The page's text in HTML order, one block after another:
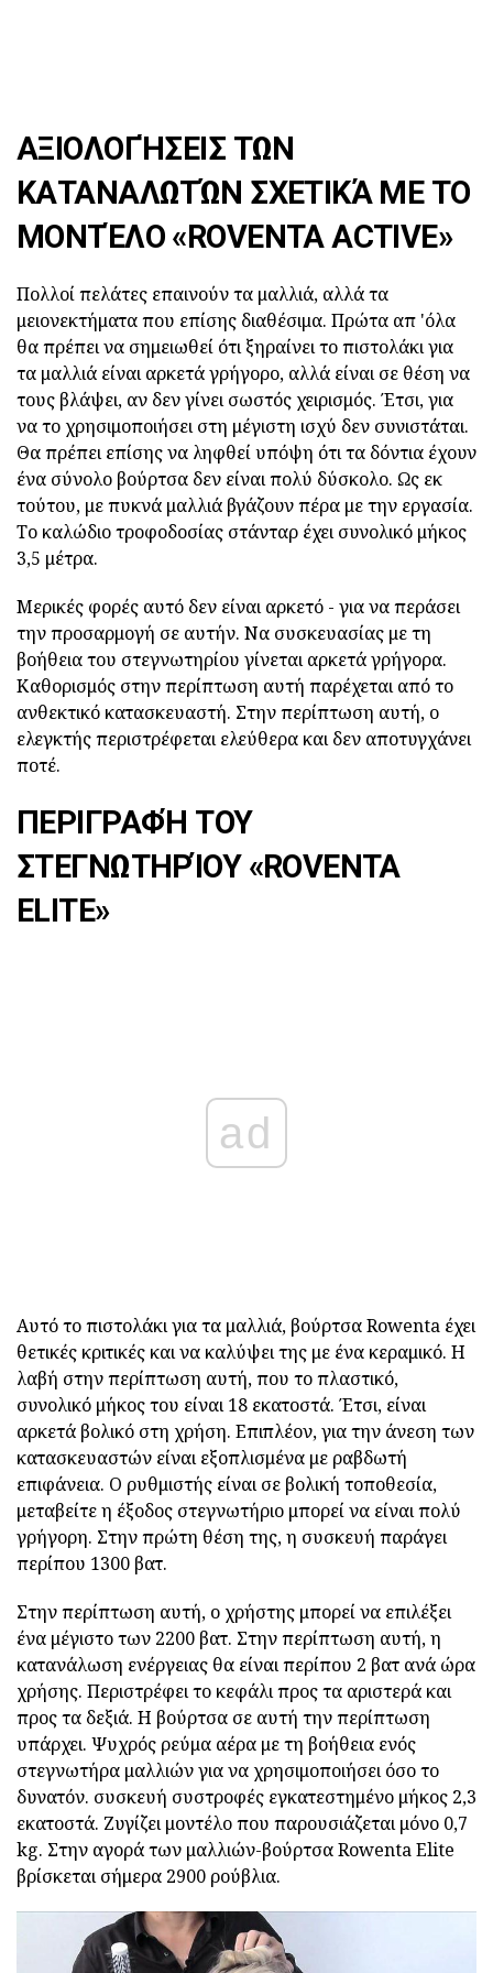
ΑΞΙΟΛΟΓΉΣΕΙΣ ΤΩΝ
ΚΑΤΑΝΑΛΩΤΏΝ ΣΧΕΤΙΚΆ ΜΕ ΤΟ
ΜΟΝΤΈΛΟ «ROVENTA ACTIVE»
Πολλοί πελάτες επαινούν τα μαλλιά, αλλά τα
μειονεκτήματα που επίσης διαθέσιμα. Πρώτα απ 'όλα
θα πρέπει να σημειωθεί ότι ξηραίνει το πιστολάκι για
τα μαλλιά είναι αρκετά γρήγορο, αλλά είναι σε θέση να
τους βλάψει, αν δεν γίνει σωστός χειρισμός. Έτσι, για
να το χρησιμοποιήσει στη μέγιστη ισχύ δεν συνιστάται.
Θα πρέπει επίσης να ληφθεί υπόψη ότι τα δόντια έχουν
ένα σύνολο βούρτσα δεν είναι πολύ δύσκολο. Ως εκ
τούτου, με πυκνά μαλλιά βγάζουν πέρα με την εργασία.
Το καλώδιο τροφοδοσίας στάνταρ έχει συνολικό μήκος
3,5 μέτρα.
Μερικές φορές αυτό δεν είναι αρκετό - για να περάσει
την προσαρμογή σε αυτήν. Να συσκευασίας με τη
βοήθεια του στεγνωτηρίου γίνεται αρκετά γρήγορα.
Καθορισμός στην περίπτωση αυτή παρέχεται από το
ανθεκτικό κατασκευαστή. Στην περίπτωση αυτή, ο
ελεγκτής περιστρέφεται ελεύθερα και δεν αποτυγχάνει
ποτέ.
ΠΕΡΙΓΡΑΦΉ ΤΟΥ
ΣΤΕΓΝΩΤΗΡΊΟΥ «ROVENTA
ELITE»
ad
Αυτό το πιστολάκι για τα μαλλιά, βούρτσα Rowenta έχει
θετικές κριτικές και να καλύψει της με ένα κεραμικό. Η
λαβή στην περίπτωση αυτή, που το πλαστικό,
συνολικό μήκος του είναι 18 εκατοστά. Έτσι, είναι
αρκετά βολικό στη χρήση. Επιπλέον, για την άνεση των
κατασκευαστών είναι εξοπλισμένα με ραβδωτή
επιφάνεια. Ο ρυθμιστής είναι σε βολική τοποθεσία,
μεταβείτε η έξοδος στεγνωτήριο μπορεί να είναι πολύ
γρήγορη. Στην πρώτη θέση της, η συσκευή παράγει
περίπου 1300 βατ.
Στην περίπτωση αυτή, ο χρήστης μπορεί να επιλέξει
ένα μέγιστο των 2200 βατ. Στην περίπτωση αυτή, η
κατανάλωση ενέργειας θα είναι περίπου 2 βατ ανά ώρα
χρήσης. Περιστρέφει το κεφάλι προς τα αριστερά και
προς τα δεξιά. Η βούρτσα σε αυτή την περίπτωση
υπάρχει. Ψυχρός ρεύμα αέρα με τη βοήθεια ενός
στεγνωτήρα μαλλιών για να χρησιμοποιήσει όσο το
δυνατόν. συσκευή συστροφές εγκατεστημένο μήκος 2,3
εκατοστά. Ζυγίζει μοντέλο που παρουσιάζεται μόνο 0,7
kg. Στην αγορά των μαλλιών-βούρτσα Rowenta Elite
βρίσκεται σήμερα 2900 ρούβλια.